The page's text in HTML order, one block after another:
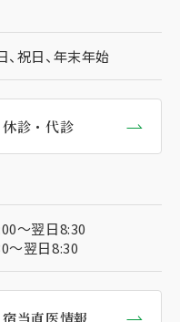
、祝日、年末年始
休診・代診
〜翌日8:30
〜翌日8:30
宿当直医情報